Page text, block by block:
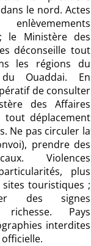
le nord. Actes
le Ministère des
déconseille tout
les régions du
Ouaddai. En
de consulter
des Affaires
tout déplacement
Ne pas circuler la
prendre des
Violences
plus
touristiques ;
des signes
Pays
interdites